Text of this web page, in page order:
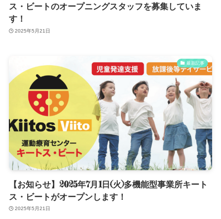
ス・ビートのオープニングスタッフを募集していま
す！
2025年5月21日
最新記事
【お知らせ】2025年7月1日(火)多機能型事業所キート
ス・ビートがオープンします！
2025年5月21日